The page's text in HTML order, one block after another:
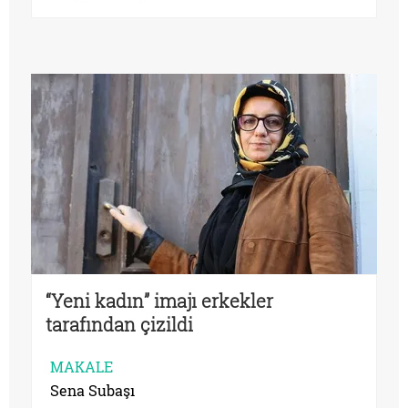
“Yeni kadın” imajı erkekler
tarafından çizildi
MAKALE
Sena Subaşı